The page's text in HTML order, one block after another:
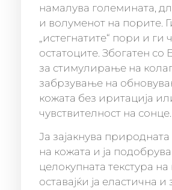
намалува големината,
и волуменот на порите.
„истегнатите“ пори и ги
остатоците. Збогатен со
за стимулирање на
забрзување на
кожата без иритација
чувствителност на сонце.
Ја зајакнува
на кожата и ја подобрува
целокупната текстура на
оставајќи ја еластична и